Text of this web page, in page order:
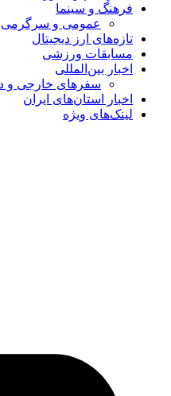
فرهنگ و سینما
عمومی و سرگرمی
تازه‌های ارز دیجیتال
مسابقات ورزشی
اخبار بین‌المللی
سفرهای خارجی و
اخبار استان‌های ایران
لینک‌های ویژه